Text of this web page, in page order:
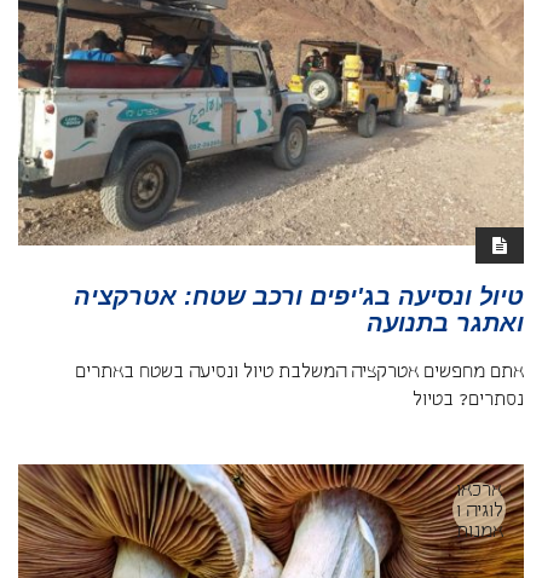
טיול ונסיעה בג'יפים ורכב שטח: אטרקציה
ואתגר בתנועה
אתם מחפשים אטרקציה המשלבת טיול ונסיעה בשטח באתרים
נסתרים? בטיול
ארכאו
לוגיה ו
אמנות